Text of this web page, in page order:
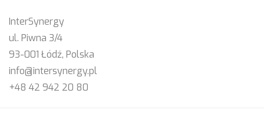
InterSynergy
ul. Piwna 3/4
93-001 Łódź, Polska
info@intersynergy.pl
+48 42 942 20 80